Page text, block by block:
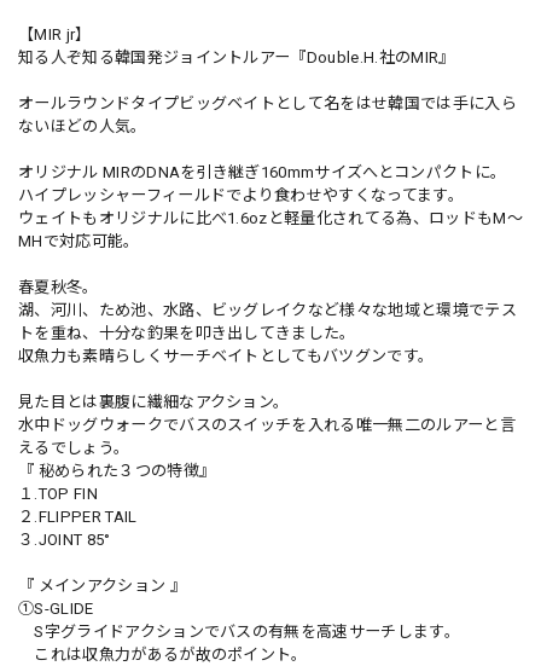
【MIR jr】
知る人ぞ知る韓国発ジョイントルアー『Double.H.社のMIR』
オールラウンドタイプビッグベイトとして名をはせ韓国では手に入ら
ないほどの人気。
オリジナル MIRのDNAを引き継ぎ160mmサイズへとコンパクトに。
ハイプレッシャーフィールドでより食わせやすくなってます。
ウェイトもオリジナルに比べ1.6ozと軽量化されてる為、ロッドもM～
MHで対応可能。
春夏秋冬。
湖、河川、ため池、水路、ビッグレイクなど様々な地域と環境でテス
トを重ね、十分な釣果を叩き出してきました。
収魚力も素晴らしくサーチベイトとしてもバツグンです。
見た目とは裏腹に繊細なアクション。
水中ドッグウォークでバスのスイッチを入れる唯一無二のルアーと言
えるでしょう。
『 秘められた３つの特徴』
１.TOP FIN
２.FLIPPER TAIL
３.JOINT 85°
『 メインアクション 』
①S-GLIDE
S字グライドアクションでバスの有無を高速サーチします。
これは収魚力があるが故のポイント。